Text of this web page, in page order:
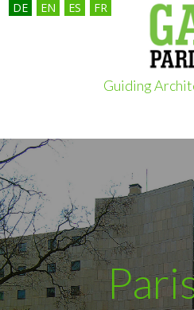
Guiding
DE EN ES FR
ÜBER
GUIDING